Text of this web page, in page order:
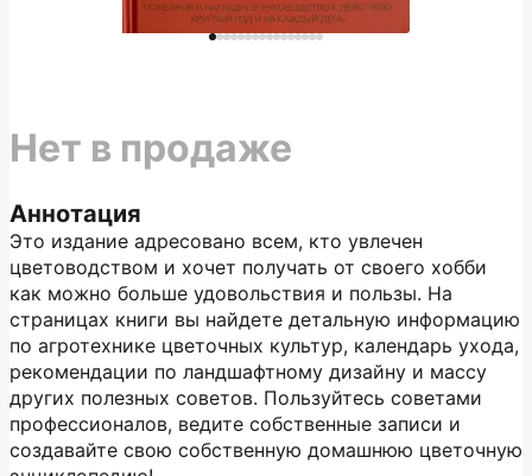
Аннотация
Это издание адресовано всем, кто увлечен
цветоводством и хочет получать от своего хобби
как можно больше удовольствия и пользы. На
страницах книги вы найдете детальную информацию
по агротехнике цветочных культур, календарь ухода,
рекомендации по ландшафтному дизайну и массу
других полезных советов. Пользуйтесь советами
профессионалов, ведите собственные записи и
создавайте свою собственную домашнюю цветочную
Нет в продаже